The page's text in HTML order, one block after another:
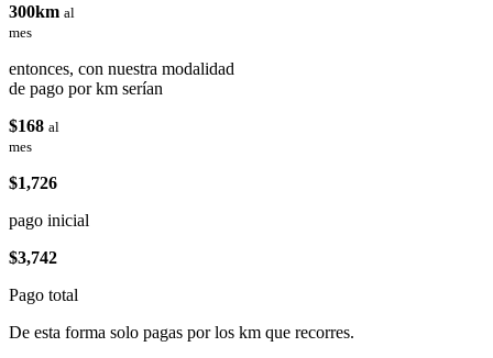
300km al
mes
entonces, con nuestra modalidad
de pago por km serían
$168 al
mes
$1,726
pago inicial
$3,742
Pago total
De esta forma solo pagas por los km que recorres.